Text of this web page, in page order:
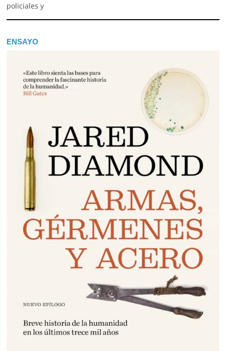
policiales y
ENSAYO